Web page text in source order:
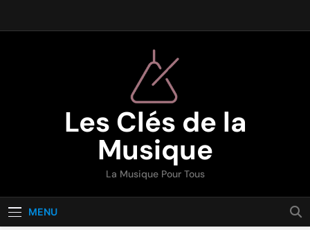
Les Clés de la
Musique
La Musique Pour Tous
MENU